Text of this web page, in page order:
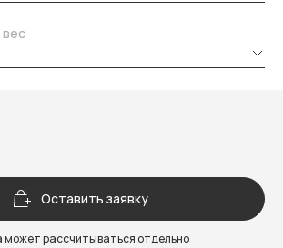
Оставить заявку
может рассчитываться отдельно